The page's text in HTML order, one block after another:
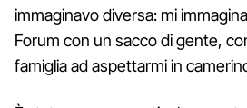
immaginavo diversa: mi
Forum con un sacco di gente,
famiglia ad aspettarmi in